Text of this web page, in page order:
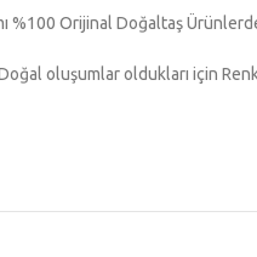
%100 Orijinal Doğaltaş
oluşumlar oldukları için